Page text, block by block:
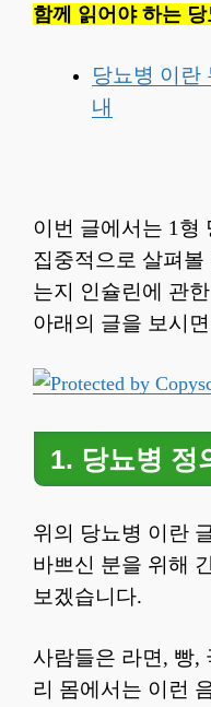
함께 읽어야 하는
당뇨병 이란
내
이번 글에서는 1형
집중적으로 살펴볼
는지 인슐린에 관
아래의 글을 보시
1. 당뇨병 정
위의 당뇨병 이란
바쁘신 분을 위해
보겠습니다.
사람들은 라면, 빵,
리 몸에서는 이런